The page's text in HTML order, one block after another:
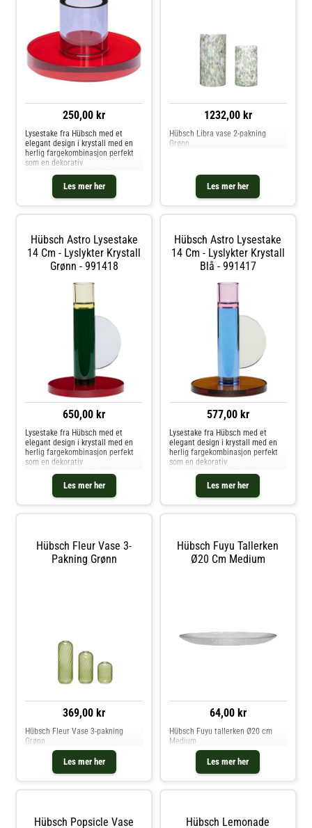
250,00 kr
Les mer her
Lysestake fra Hübsch med et
elegant design i krystall med en
herlig fargekombinasjon perfekt
som en dekorativ
innredningsdetalj. Produktet er
vakkert som det er, og også fint å
kombinere med flere stykker i en
gruppe. Om lysestaken fra
Royal Design.
1232,00 kr
Les mer her
Hübsch Libra vase 2-pakning
Grønn
Hübsch Astro Lysestake
14 Cm - Lyslykter Krystall
Grønn - 991418
650,00 kr
Les mer her
Lysestake fra Hübsch med et
elegant design i krystall med en
herlig fargekombinasjon perfekt
som en dekorativ
vakkert som det er, og også fint å
kombinere med flere stykker i en
gruppe. Om lysestaken fra
Royal Design.
Hübsch Astro Lysestake
14 Cm - Lyslykter Krystall
Blå - 991417
577,00 kr
Les mer her
Lysestake fra Hübsch med et
elegant design i krystall med en
herlig fargekombinasjon perfekt
som en dekorativ
vakkert som det er, og også fint å
kombinere med flere stykker i en
gruppe. Om lysestaken fra
Royal Design.
Hübsch Fleur Vase 3-
Pakning Grønn
369,00 kr
Les mer her
Hübsch Fleur Vase 3-pakning
Grønn
Hübsch Fuyu Tallerken
Ø20 Cm Medium
64,00 kr
Les mer her
Hübsch Fuyu tallerken Ø20 cm
Medium
Hübsch Popsicle Vase Hübsch Lemonade